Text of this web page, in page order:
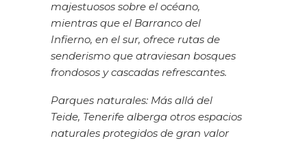
majestuosos sobre el océano,
mientras que el Barranco del
Infierno, en el sur, ofrece rutas de
senderismo que atraviesan bosques
frondosos y cascadas refrescantes.
Parques naturales: Más allá del
Teide, Tenerife alberga otros espacios
naturales protegidos de gran valor